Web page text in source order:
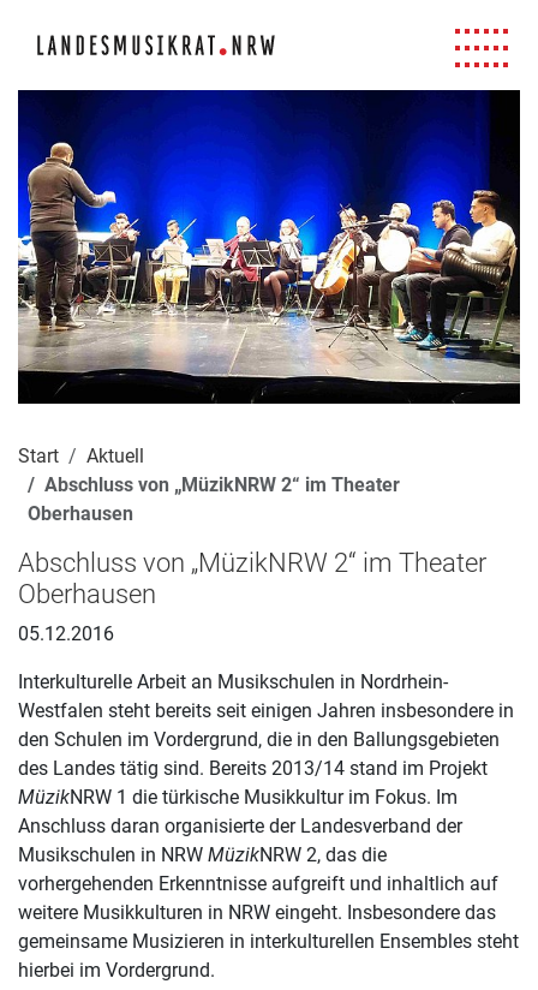
Start
Aktuell
Abschluss von „MüzikNRW 2“ im Theater
Oberhausen
Abschluss von „MüzikNRW 2“ im Theater
Oberhausen
05.12.2016
Interkulturelle Arbeit an Musikschulen in Nordrhein-
Westfalen steht bereits seit einigen Jahren insbesondere in
den Schulen im Vordergrund, die in den Ballungsgebieten
des Landes tätig sind. Bereits 2013/14 stand im Projekt
MüzikNRW 1 die türkische Musikkultur im Fokus. Im
Anschluss daran organisierte der Landesverband der
Musikschulen in NRW MüzikNRW 2, das die
vorhergehenden Erkenntnisse aufgreift und inhaltlich auf
weitere Musikkulturen in NRW eingeht. Insbesondere das
gemeinsame Musizieren in interkulturellen Ensembles steht
hierbei im Vordergrund.